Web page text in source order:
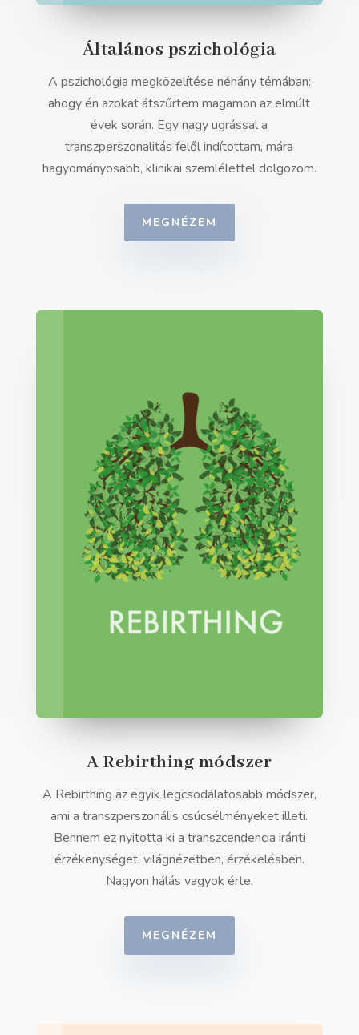
Általános pszichológia
A pszichológia megközelítése néhány témában:
ahogy én azokat átszűrtem magamon az elmúlt
évek során. Egy nagy ugrással a
transzperszonalitás felől indítottam, mára
hagyományosabb, klinikai szemlélettel dolgozom.
MEGNÉZEM
A Rebirthing módszer
A Rebirthing az egyik legcsodálatosabb módszer,
ami a transzperszonális csúcsélményeket illeti.
Bennem ez nyitotta ki a transzcendencia iránti
érzékenységet, világnézetben, érzékelésben.
Nagyon hálás vagyok érte.
MEGNÉZEM